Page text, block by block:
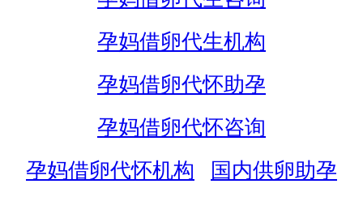
孕妈借卵代生机构
孕妈借卵代怀助孕
孕妈借卵代怀咨询
孕妈借卵代怀机构
国内供卵助孕